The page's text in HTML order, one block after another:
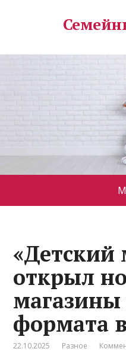
«Детский
открыл
формата
22.10.2025 Разное